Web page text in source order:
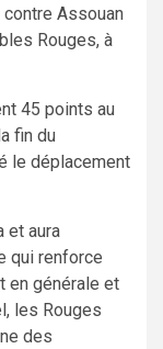
Assouan
Rouges, à
45 points au
fin du
le déplacement
et aura
qui renforce
en générale et
les Rouges
des